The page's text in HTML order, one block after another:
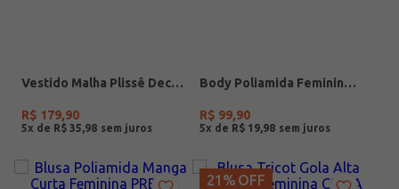
Vestido Malha Plissê Decote V Plus Size Feminino PRETO
R$ 179,90
5x de R$ 35 98
Body Poliamida Feminino PRETO
R$ 99,90
5x de R$ 19 98
21% OFF